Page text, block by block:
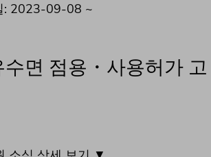
: 2023-09-08 ~
수면 점용・사용허가 고